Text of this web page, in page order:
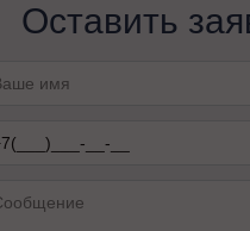
Оставить